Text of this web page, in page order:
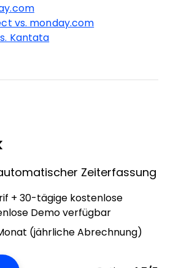
vs. monday.com
Kantata
Zeiterfassung
+ 30-tägige kostenlose
Demo verfügbar
(jährliche Abrechnung)